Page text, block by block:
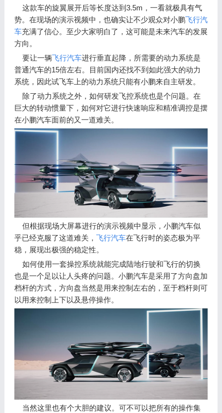
这款车的旋翼展开后等长度达到3.5m，一看就极具有气
势。在现场的演示视频中，也确实让不少观众对小鹏飞行汽
车充满了信心。至少大家明白了，这可能是未来汽车的发展
方向。
要让一辆飞行汽车进行垂直起降，所需要的动力系统是
普通汽车的15倍左右。目前国内还找不到如此强大的动力
系统，因此试飞车上的动力系统只能有小鹏来自主研发。
除了动力系统之外，如何研发飞控系统也是个问题。在
巨大的转动惯量下，如何对它进行快速响应和精准调控是摆
在小鹏汽车面前的又一道难关。
但根据现场大屏幕进行的演示视频中显示，小鹏汽车似
乎已经克服了这道难关， 飞行汽车在飞行时的姿态极为平
稳，展现出极强的稳定性。
如何使用一套操控系统就能完成陆地行驶和飞行的切换
也是一个足以让人头疼的问题。小鹏汽车是采用了方向盘加
档杆的方式，方向盘当然是用来控制左右的，至于档杆则可
以用来控制上下以及悬停操作。
当然这里也有个大胆的建议。可不可以把所有的操作集